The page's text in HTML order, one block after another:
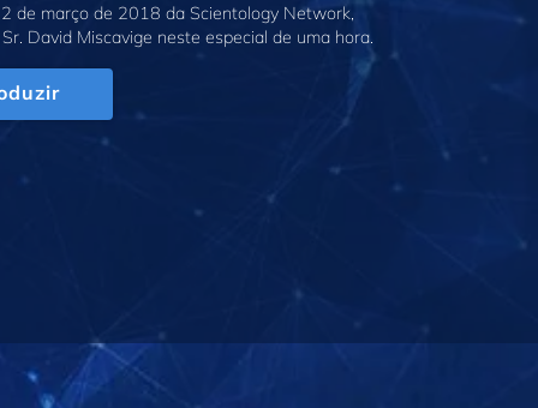
de março de 2018 da Scientology Network,
David Miscavige neste especial de uma hora.